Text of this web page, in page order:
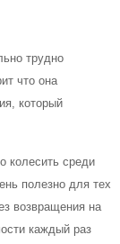
трудно
что она
который
колесить среди
полезно для тех
возвращения на
каждый раз